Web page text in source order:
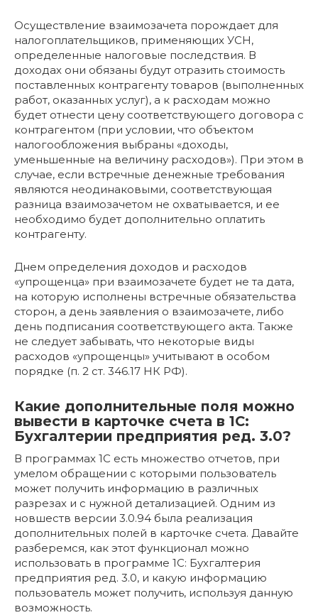
Осуществление взаимозачета порождает для
налогоплательщиков, применяющих УСН,
определенные налоговые последствия. В
доходах они обязаны будут отразить стоимость
поставленных контрагенту товаров (выполненных
работ, оказанных услуг), а к расходам можно
будет отнести цену соответствующего договора с
контрагентом (при условии, что объектом
налогообложения выбраны «доходы,
уменьшенные на величину расходов»). При этом в
случае, если встречные денежные требования
являются неодинаковыми, соответствующая
разница взаимозачетом не охватывается, и ее
необходимо будет дополнительно оплатить
контрагенту.
Днем определения доходов и расходов
«упрощенца» при взаимозачете будет не та дата,
на которую исполнены встречные обязательства
сторон, а день заявления о взаимозачете, либо
день подписания соответствующего акта. Также
не следует забывать, что некоторые виды
расходов «упрощенцы» учитывают в особом
порядке (п. 2 ст. 346.17 НК РФ).
Какие дополнительные поля можно
вывести в карточке счета в 1С:
Бухгалтерии предприятия ред. 3.0?
В программах 1С есть множество отчетов, при
умелом обращении с которыми пользователь
может получить информацию в различных
разрезах и с нужной детализацией. Одним из
новшеств версии 3.0.94 была реализация
дополнительных полей в карточке счета. Давайте
разберемся, как этот функционал можно
использовать в программе 1С: Бухгалтерия
предприятия ред. 3.0, и какую информацию
пользователь может получить, используя данную
возможность.